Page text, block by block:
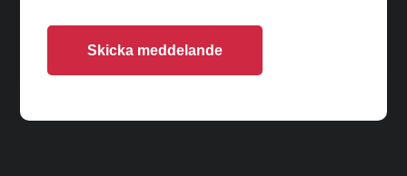
Skicka meddelande